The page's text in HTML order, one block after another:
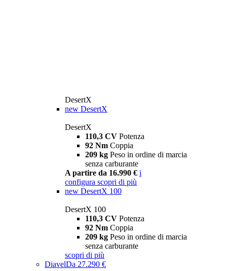
DesertX
new DesertX
DesertX
110,3 CV Potenza
92 Nm Coppia
209 kg Peso in ordine di marcia
senza carburante
A partire da 16.990 € i
configura scopri di più
new DesertX 100
DesertX 100
110,3 CV Potenza
92 Nm Coppia
209 kg Peso in ordine di marcia
senza carburante
scopri di più
DiavelDa 27.290 €